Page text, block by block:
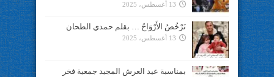
13 أغسطس، 2025
تَرْخُصُ الأَرْوَاحُ … بقلم حمدي الطحان
13 أغسطس، 2025
بمناسبة عيد العرش المجيد جمعية فخر